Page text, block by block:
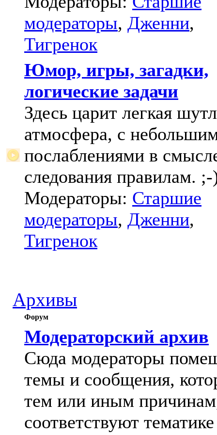
модераторы, Дженни,
Тигренок
Юмор, игры, загадки,
логические задачи
Здесь царит легкая
атмосфера, с
послаблениями в
следования правилам.
Модераторы: Старшие
модераторы, Дженни,
Тигренок
Архивы
Форум
Модераторский архив
Сюда модераторы
темы и сообщения,
тем или иным
соответствуют